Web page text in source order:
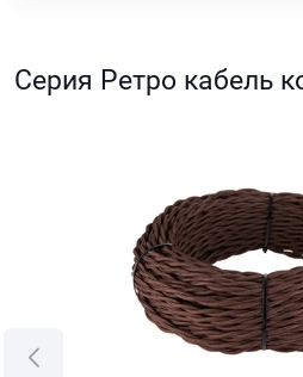
Серия Ретро кабель